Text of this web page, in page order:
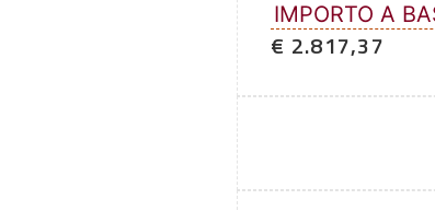
IMPORTO A
€ 2.817,37